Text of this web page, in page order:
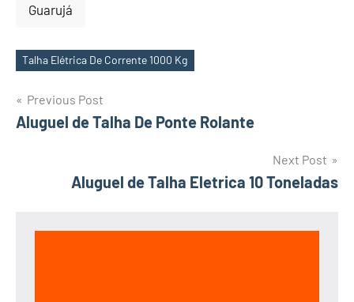
Guarujá
Tags
Talha Elétrica De Corrente 1000 Kg
Post
navigation
Previous Post
Aluguel de Talha De Ponte Rolante
Next Post
Aluguel de Talha Eletrica 10 Toneladas